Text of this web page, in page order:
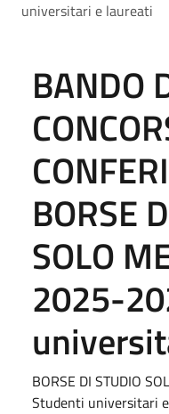
universitari e laureati
BANDO
BORSE
SOLO
2025-
BORSE DI STUDIO
Studenti universitari